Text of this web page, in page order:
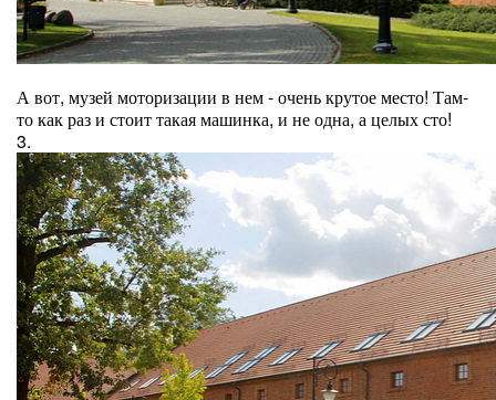
А вот, музей моторизации в нем - очень крутое место! Там-
то как раз и стоит такая машинка, и не одна, а целых сто!
3.